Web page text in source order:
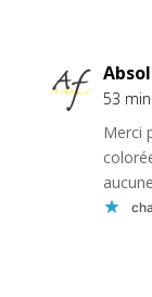
53 min
Merci